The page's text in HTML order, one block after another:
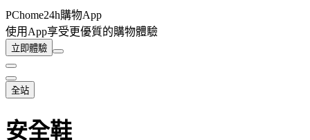
PChome24h購物App
使用App享受更優質的購物體驗
立即體驗
全站
安全鞋